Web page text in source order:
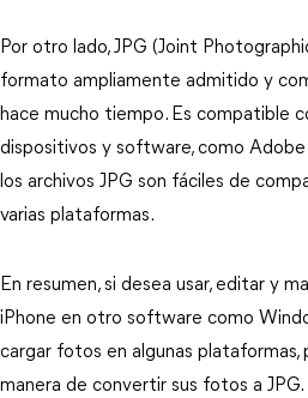
Por otro lado, JPG (Joint
formato ampliamente admitido y
hace mucho tiempo. Es compatible
dispositivos y software, como
los archivos JPG son fáciles de
varias plataformas.
En resumen, si desea usar, editar y
iPhone en otro software como
cargar fotos en algunas plataformas,
manera de convertir sus fotos a JPG.